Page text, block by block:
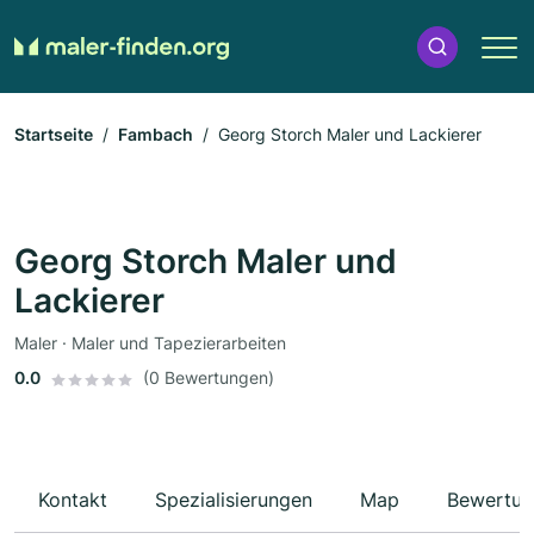
Startseite Fambach Georg Storch Maler und Lackierer
Georg Storch Maler und
Lackierer
Maler · Maler und Tapezierarbeiten
0.0
(0 Bewertungen)
Kontakt Spezialisierungen Map